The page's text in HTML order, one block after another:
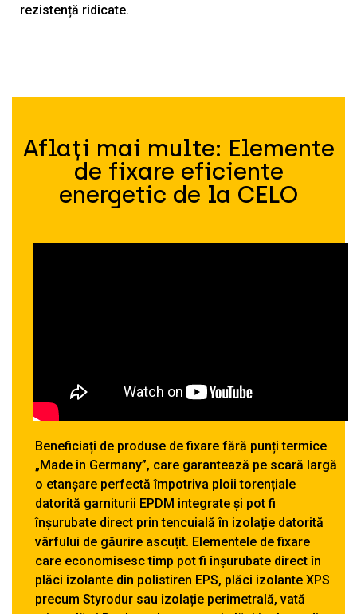
rezistență ridicate.
Aflați mai multe: Elemente
de fixare eficiente
energetic de la CELO
Beneficiați de produse de fixare fără punți termice
„Made in Germany”, care garantează pe scară largă
o etanșare perfectă împotriva ploii torențiale
datorită garniturii EPDM integrate și pot fi
înșurubate direct prin tencuială în izolație datorită
vârfului de găurire ascuțit. Elementele de fixare
care economisesc timp pot fi înșurubate direct în
plăci izolante din polistiren EPS, plăci izolante XPS
precum Styrodur sau izolație perimetrală, vată